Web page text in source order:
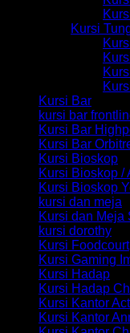
Kursi
Kursi Bar
kursi bar
Kursi Bar
Kursi Bar
Kursi Bioskop
Kursi Bioskop /
Kursi Bioskop
kursi dan meja
Kursi dan Meja
kursi dorothy
Kursi Foodcourt
Kursi Gaming
Kursi Hadap
Kursi Hadap
Kursi Kantor
Kursi Kantor